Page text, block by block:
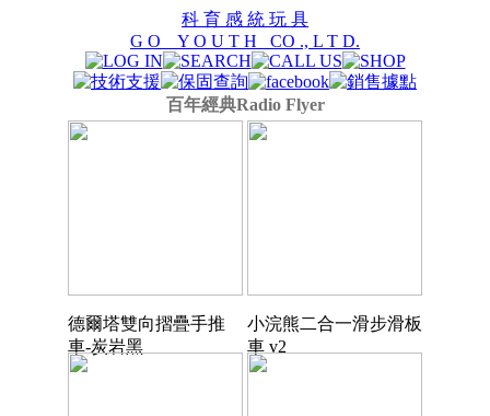
科 育 感 統 玩 具
G O Y O U T H CO ., L T D.
百年經典Radio Flyer
德爾塔雙向摺疊手推
車-炭岩黑
小浣熊二合一滑步滑板
車 v2